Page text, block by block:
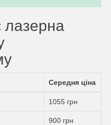
лазерна
Середня ціна
1055 грн
900 грн